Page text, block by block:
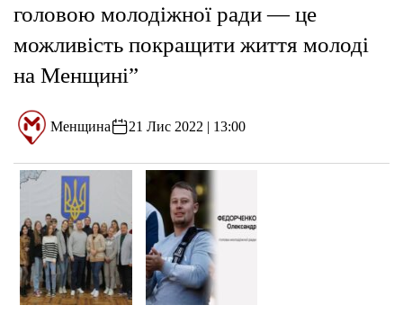
головою молодіжної ради — це
можливість покращити життя молоді
на Менщині”
Менщина 21 Лис 2022 | 13:00